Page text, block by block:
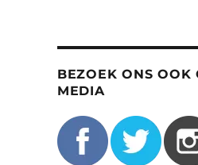
BEZOEK ONS OOK
MEDIA